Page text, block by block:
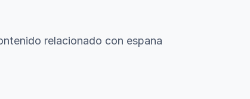
relacionado con espana